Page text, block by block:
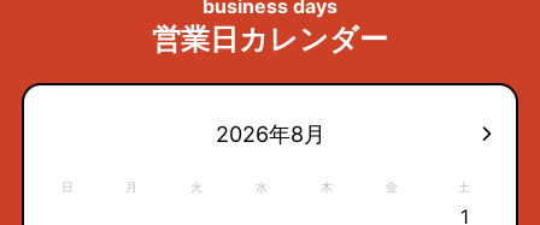
営業日カレンダー
business days
2026年8月
日 月 火 水 木 金 土
1